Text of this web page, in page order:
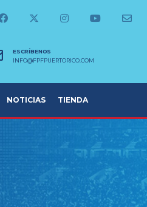
ESCRÍBENOS
INFO@FPFPUERTORICO.COM
NOTICIAS TIENDA